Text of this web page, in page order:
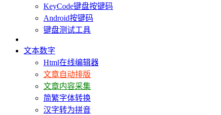
KeyCode键盘按键码
Android按键码
键盘测试工具
文本数字
Html在线编辑器
文章自动排版
文章内容采集
简繁字体转换
汉字转为拼音